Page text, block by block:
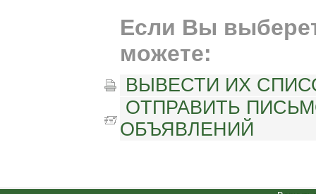
Если Вы
можете:
ВЫВЕСТИ ИХ
ОТПРАВИТЬ
ОБЪЯВЛЕНИЙ